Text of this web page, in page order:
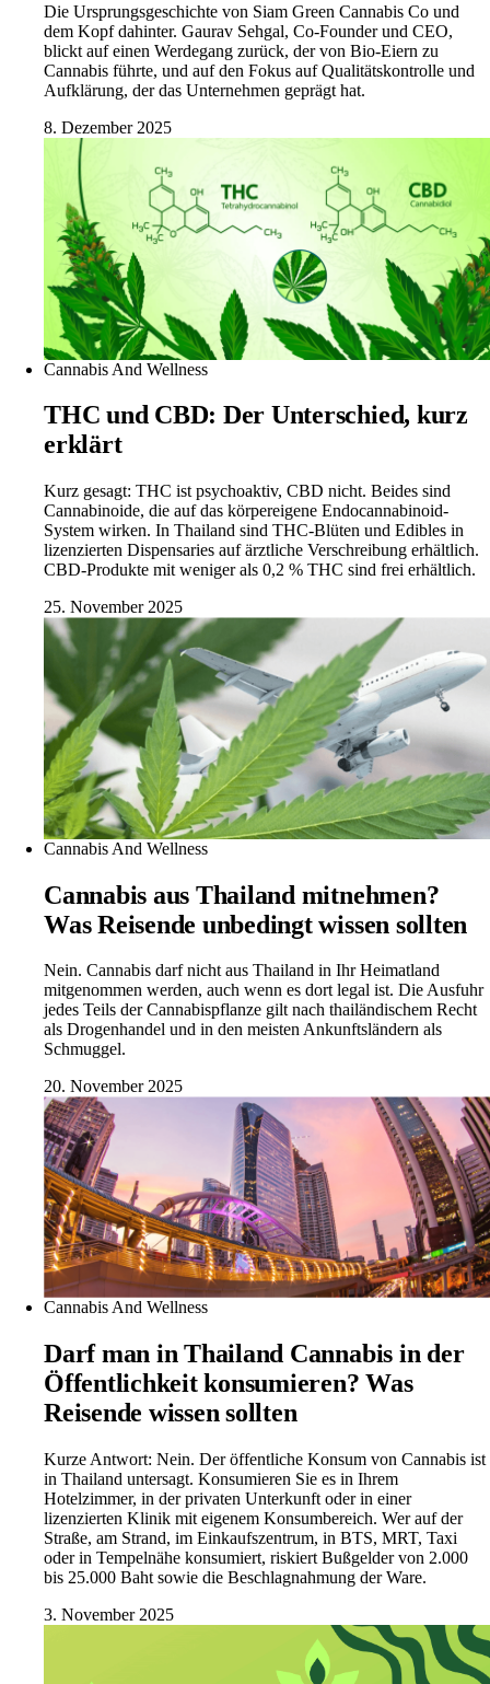
Die Ursprungsgeschichte von Siam Green Cannabis Co und
dem Kopf dahinter. Gaurav Sehgal, Co-Founder und CEO,
blickt auf einen Werdegang zurück, der von Bio-Eiern zu
Cannabis führte, und auf den Fokus auf Qualitätskontrolle und
Aufklärung, der das Unternehmen geprägt hat.
8. Dezember 2025
Cannabis And Wellness
THC und CBD: Der Unterschied, kurz
erklärt
Kurz gesagt: THC ist psychoaktiv, CBD nicht. Beides sind
Cannabinoide, die auf das körpereigene Endocannabinoid-
System wirken. In Thailand sind THC-Blüten und Edibles in
lizenzierten Dispensaries auf ärztliche Verschreibung erhältlich.
CBD-Produkte mit weniger als 0,2 % THC sind frei erhältlich.
25. November 2025
Cannabis And Wellness
Cannabis aus Thailand mitnehmen?
Was Reisende unbedingt wissen sollten
Nein. Cannabis darf nicht aus Thailand in Ihr Heimatland
mitgenommen werden, auch wenn es dort legal ist. Die Ausfuhr
jedes Teils der Cannabispflanze gilt nach thailändischem Recht
als Drogenhandel und in den meisten Ankunftsländern als
Schmuggel.
20. November 2025
Cannabis And Wellness
Darf man in Thailand Cannabis in der
Öffentlichkeit konsumieren? Was
Reisende wissen sollten
Kurze Antwort: Nein. Der öffentliche Konsum von Cannabis ist
in Thailand untersagt. Konsumieren Sie es in Ihrem
Hotelzimmer, in der privaten Unterkunft oder in einer
lizenzierten Klinik mit eigenem Konsumbereich. Wer auf der
Straße, am Strand, im Einkaufszentrum, in BTS, MRT, Taxi
oder in Tempelnähe konsumiert, riskiert Bußgelder von 2.000
bis 25.000 Baht sowie die Beschlagnahmung der Ware.
3. November 2025